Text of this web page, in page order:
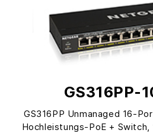
GS316PP-
GS316PP Unmanaged 16-
Hochleistungs-PoE + Switch,